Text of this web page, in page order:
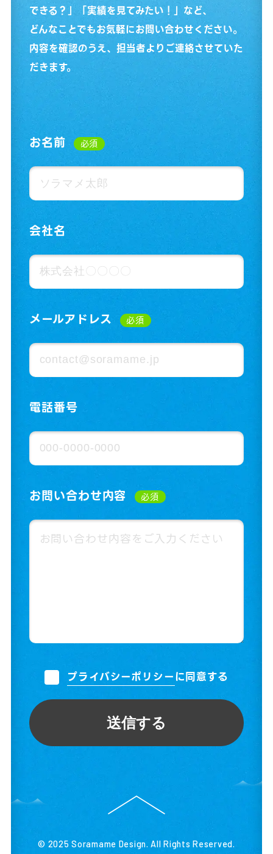
できる？」「実績を見てみたい！」など、
どんなことでもお気軽にお問い合わせください。
内容を確認のうえ、担当者よりご連絡させていた
だきます。
お名前 必須
会社名
メールアドレス 必須
電話番号
お問い合わせ内容 必須
プライバシーポリシーに同意する
送信する
© 2025 Soramame Design. All Rights Reserved.